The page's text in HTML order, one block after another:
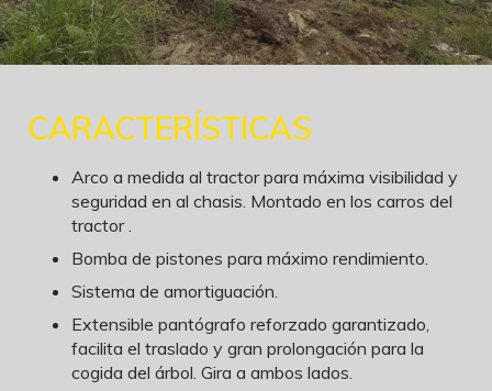
CARACTERÍSTICAS
Arco a medida al tractor para máxima visibilidad y
seguridad en al chasis. Montado en los carros del
tractor .
Bomba de pistones para máximo rendimiento.
Sistema de amortiguación.
Extensible pantógrafo reforzado garantizado,
facilita el traslado y gran prolongación para la
cogida del árbol. Gira a ambos lados.